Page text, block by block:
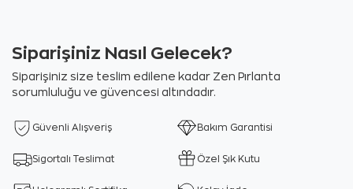
Siparişiniz Nasıl Gelecek?
Siparişiniz size teslim edilene kadar Zen Pırlanta
sorumluluğu ve güvencesi altındadır.
Güvenli Alışveriş Bakım Garantisi
Sigortalı Teslimat Özel Şık Kutu